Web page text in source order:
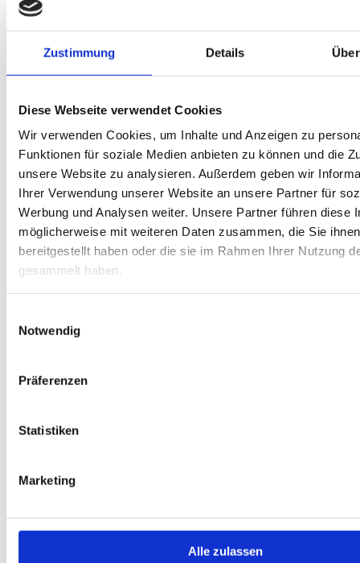
Zustimmung Details
Diese Webseite verwendet Cookies
Wir verwenden Cookies, um Inhalte und Anzeigen zu
Funktionen für soziale Medien anbieten zu können und die
unsere Website zu analysieren. Außerdem geben wir
Ihrer Verwendung unserer Website an unsere Partner für
Werbung und Analysen weiter. Unsere Partner führen diese
möglicherweise mit weiteren Daten zusammen, die Sie ihnen
bereitgestellt haben oder die sie im Rahmen Ihrer Nutzung
gesammelt haben.
Notwendig
Präferenzen
Statistiken
Marketing
Alle zulassen
am 12.08.2026
Rehabilitation gGmbH